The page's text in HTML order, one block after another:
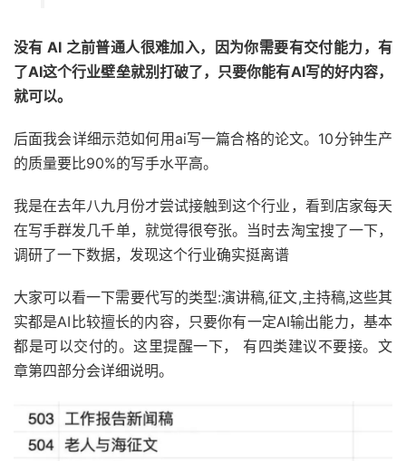
没有 AI 之前普通人很难加入，因为你需要有交付能力，有
了AI这个行业壁垒就别打破了，只要你能有AI写的好内容，
就可以。
后面我会详细示范如何用ai写一篇合格的论文。10分钟生产
的质量要比90%的写手水平高。
我是在去年八九月份才尝试接触到这个行业，看到店家每天
在写手群发几千单，就觉得很夸张。当时去淘宝搜了一下，
调研了一下数据，发现这个行业确实挺离谱
大家可以看一下需要代写的类型:演讲稿,征文,主持稿,这些其
实都是AI比较擅长的内容，只要你有一定AI输出能力，基本
都是可以交付的。这里提醒一下， 有四类建议不要接。文
章第四部分会详细说明。